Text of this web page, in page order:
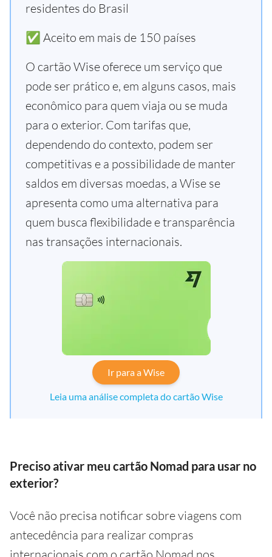
residentes do Brasil
✅ Aceito em mais de 150 países
O cartão Wise oferece um serviço que
pode ser prático e, em alguns casos, mais
econômico para quem viaja ou se muda
para o exterior. Com tarifas que,
dependendo do contexto, podem ser
competitivas e a possibilidade de manter
saldos em diversas moedas, a Wise se
apresenta como uma alternativa para
quem busca flexibilidade e transparência
nas transações internacionais.
Ir para a Wise
Leia uma análise completa do cartão Wise
Preciso ativar meu cartão Nomad para usar no
exterior?
Você não precisa notificar sobre viagens com
antecedência para realizar compras